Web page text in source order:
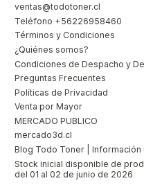
ventas@todotoner.cl
Teléfono +56226958460
Términos y Condiciones
¿Quiénes somos?
Condiciones de Despacho y
Preguntas Frecuentes
Políticas de Privacidad
Venta por Mayor
MERCADO PUBLICO
mercado3d.cl
Blog Todo Toner | Información
Stock inicial disponible de
del 01 al 02 de junio de 2026